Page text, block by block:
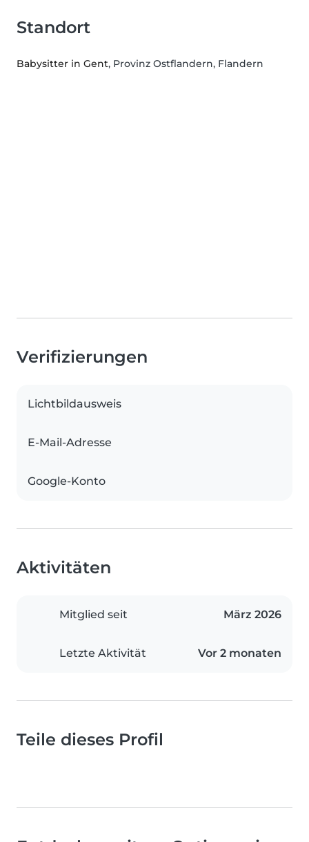
Standort
Babysitter in Gent, Provinz Ostflandern, Flandern
Verifizierungen
Lichtbildausweis
E-Mail-Adresse
Google-Konto
Aktivitäten
Mitglied seit März 2026
Letzte Aktivität Vor 2 monaten
Teile dieses Profil